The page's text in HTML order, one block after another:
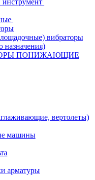
инструмент
вибраторы
назначения)
ПОНИЖАЮЩИЕ
вертолеты)
машины
арматуры